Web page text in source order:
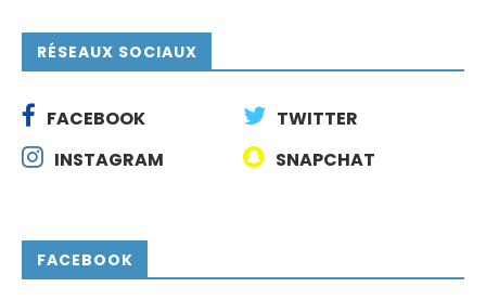
RÉSEAUX SOCIAUX
FACEBOOK
TWITTER
INSTAGRAM
SNAPCHAT
FACEBOOK